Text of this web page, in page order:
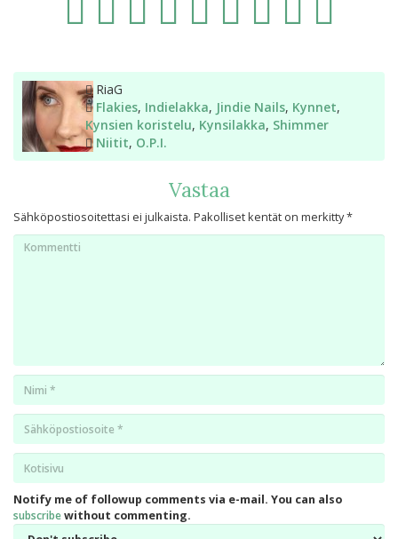
Kirjoittaja
RiaG
Kategoriat
Flakies, Indielakka, Jindie Nails, Kynnet,
Kynsien koristelu, Kynsilakka, Shimmer
Avainsanat
Niitit, O.P.I.
Vastaa
Sähköpostiosoitettasi ei julkaista. Pakolliset kentät on merkitty*
Kommentti
Notify me of followup comments via e-mail. You can also
subscribewithout commenting.